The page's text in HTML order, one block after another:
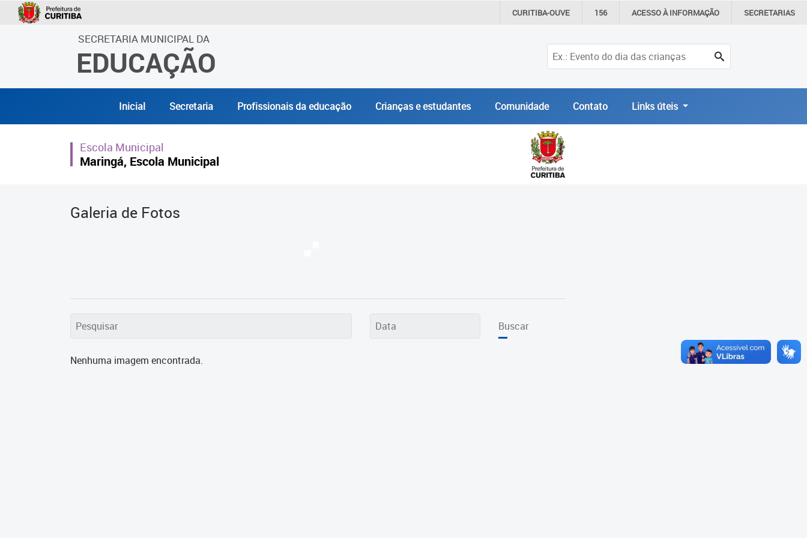
CURITIBA-OUVE 156 ACESSO ÀINFORMAÇÃO SECRETARIAS
SECRETARIA MUNICIPAL DA
EDUCAÇÃO
Inicial Secretaria Profissionais da educação Crianças e estudantes Comunidade Contato Links úteis
Escola Municipal
Maringá, Escola Municipal
Galeria de Fotos
Buscar
Nenhuma imagem encontrada.